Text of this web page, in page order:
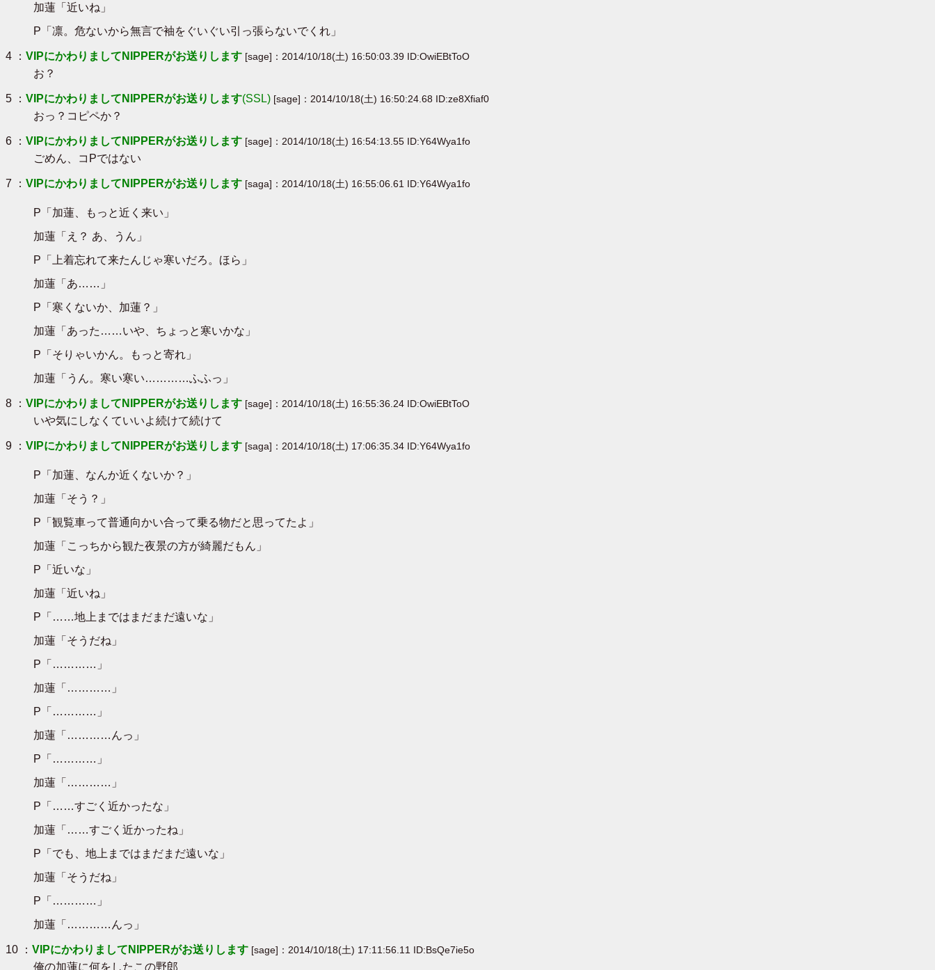
加蓮「近いね」
P「凛。危ないから無言で袖をぐいぐい引っ張らないでくれ」
4 ： VIPにかわりましてNIPPERがお送りします [sage]：2014/10/18(土) 16:50:03.39 ID:OwiEBtToO
お？
5 ： VIPにかわりましてNIPPERがお送りします(SSL) [sage]：2014/10/18(土) 16:50:24.68 ID:ze8Xfiaf0
おっ？コピペか？
6 ： VIPにかわりましてNIPPERがお送りします [sage]：2014/10/18(土) 16:54:13.55 ID:Y64Wya1fo
ごめん、コPではない
7 ： VIPにかわりましてNIPPERがお送りします [saga]：2014/10/18(土) 16:55:06.61 ID:Y64Wya1fo
P「加蓮、もっと近く来い」
加蓮「え？ あ、うん」
P「上着忘れて来たんじゃ寒いだろ。ほら」
加蓮「あ……」
P「寒くないか、加蓮？」
加蓮「あった……いや、ちょっと寒いかな」
P「そりゃいかん。もっと寄れ」
加蓮「うん。寒い寒い…………ふふっ」
8 ： VIPにかわりましてNIPPERがお送りします [sage]：2014/10/18(土) 16:55:36.24 ID:OwiEBtToO
いや気にしなくていいよ続けて続けて
9 ： VIPにかわりましてNIPPERがお送りします [saga]：2014/10/18(土) 17:06:35.34 ID:Y64Wya1fo
P「加蓮、なんか近くないか？」
加蓮「そう？」
P「観覧車って普通向かい合って乗る物だと思ってたよ」
加蓮「こっちから観た夜景の方が綺麗だもん」
P「近いな」
加蓮「近いね」
P「……地上まではまだまだ遠いな」
加蓮「そうだね」
P「…………」
加蓮「…………」
P「…………」
加蓮「…………んっ」
P「…………」
加蓮「…………」
P「……すごく近かったな」
加蓮「……すごく近かったね」
P「でも、地上まではまだまだ遠いな」
加蓮「そうだね」
P「…………」
加蓮「…………んっ」
10 ： VIPにかわりましてNIPPERがお送りします [sage]：2014/10/18(土) 17:11:56.11 ID:BsQe7ie5o
俺の加蓮に何をしたこの野郎